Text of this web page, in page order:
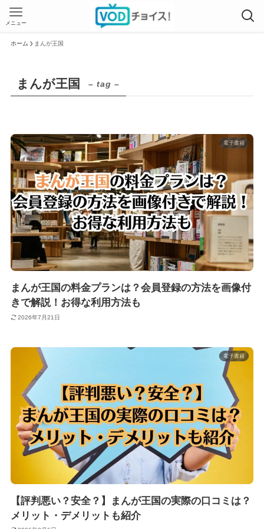
メニュー
ホーム まんが王国
まんが王国 – tag –
電子書籍
まんが王国の料金プランは？会員登録の方法を画像付
きで解説！お得な利用方法も
2026年7月21日
電子書籍
【評判悪い？安全？】まんが王国の実際の口コミは？
メリット・デメリットも紹介